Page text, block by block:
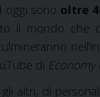
oggi sono oltre
il mondo che
di Economy
altri, di